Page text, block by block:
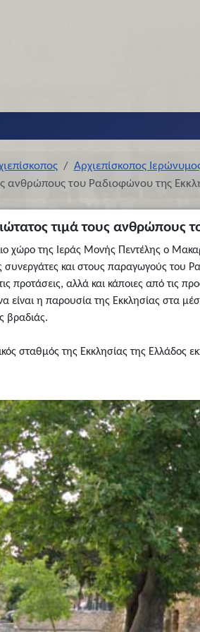
Αρχιεπίσκοπος
ανθρώπους του Ραδιοφώνου της
τιμά τους ανθρώπους
χώρο της Ιεράς Μονής Πεντέλης ο
συνεργάτες και στους παραγωγούς του
προτάσεις, αλλά και κάποιες από τις
είναι η παρουσία της Εκκλησίας στα
βραδιάς.
σταθμός της Εκκλησίας της Ελλάδος